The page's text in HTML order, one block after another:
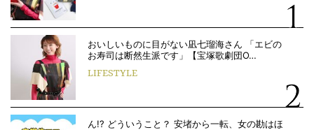
おいしいものに目がない凪七瑠海さん 「エビの
お寿司は断然生派です」【宝塚歌劇団O…
LIFESTYLE
ん!? どういうこと？ 安堵から一転、女の勘はほ